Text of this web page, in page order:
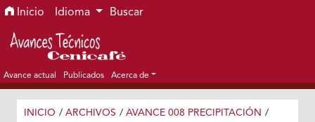
Ir al menú de navegación principal
Ir al contenido principal
Ir al pie de página del sitio
Inicio Idioma Buscar
Avance actual Publicados Acerca de
INICIO / ARCHIVOS / AVANCE 008 PRECIPITACIÓN /